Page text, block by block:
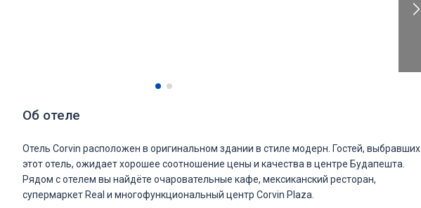
Об отеле
Отель Corvin расположен в оригинальном здании в стиле модерн. Гостей, выбравших
этот отель, ожидает хорошее соотношение цены и качества в центре Будапешта.
Рядом с отелем вы найдёте очаровательные кафе, мексиканский ресторан,
супермаркет Real и многофункциональный центр Corvin Plaza.